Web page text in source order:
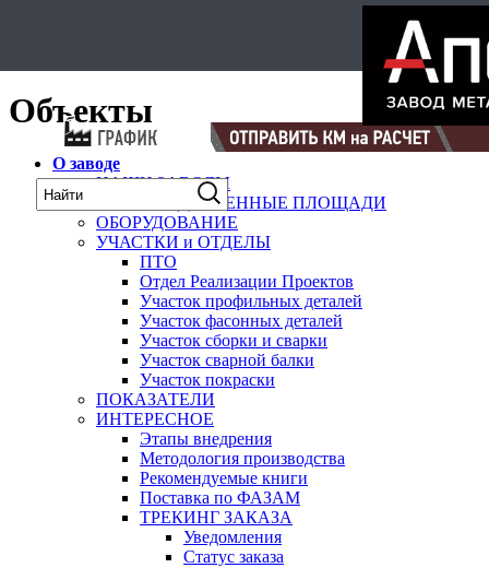
Объекты
О заводе
НАШИ ЗАВОДЫ
ПРОИЗВОДСТВЕННЫЕ ПЛОЩАДИ
ОБОРУДОВАНИЕ
УЧАСТКИ и ОТДЕЛЫ
ПТО
Отдел Реализации Проектов
Участок профильных деталей
Участок фасонных деталей
Участок сборки и сварки
Участок сварной балки
Участок покраски
ПОКАЗАТЕЛИ
ИНТЕРЕСНОЕ
Этапы внедрения
Методология производства
Рекомендуемые книги
Поставка по ФАЗАМ
ТРЕКИНГ ЗАКАЗА
Уведомления
Статус заказа